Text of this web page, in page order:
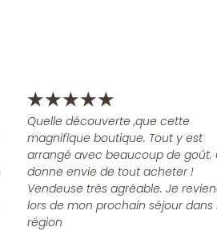
★★★★★
Quelle découverte ,que cette
magnifique boutique. Tout y est
arrangé avec beaucoup de goût.
donne envie de tout acheter !
Vendeuse très agréable. Je
lors de mon prochain séjour dans
région